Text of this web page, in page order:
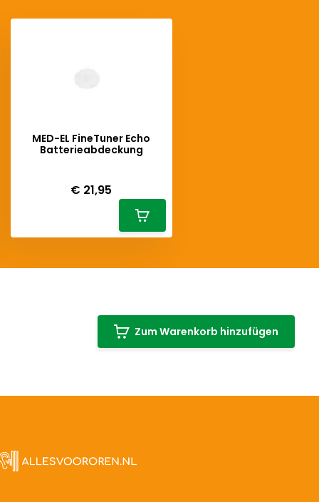
MED-EL FineTuner Echo
Batterieabdeckung
€ 21,95
Zum Warenkorb hinzufügen